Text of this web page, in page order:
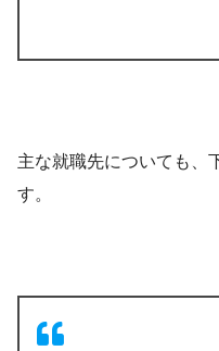
主な就職先についても、
す。